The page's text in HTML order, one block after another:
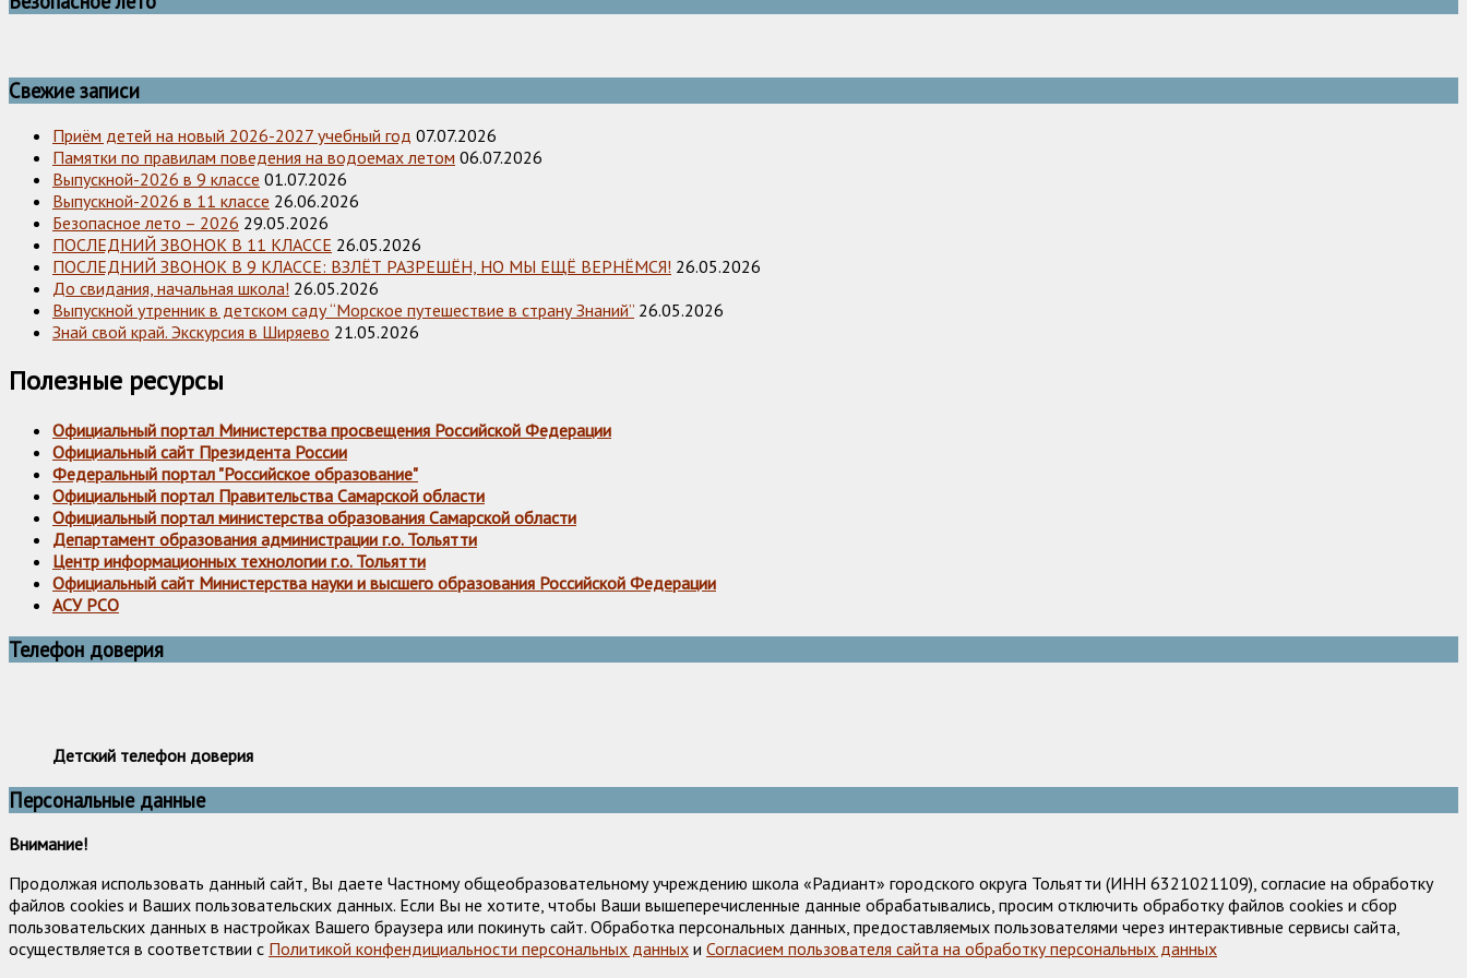
Свежие записи
Приём детей на новый 2026-2027 учебный год 07.07.2026
Памятки по правилам поведения на водоемах летом 06.07.2026
Выпускной-2026 в 9 классе 01.07.2026
Выпускной-2026 в 11 классе 26.06.2026
Безопасное лето – 2026 29.05.2026
ПОСЛЕДНИЙ ЗВОНОК В 11 КЛАССЕ 26.05.2026
ПОСЛЕДНИЙ ЗВОНОК В 9 КЛАССЕ: ВЗЛЁТ РАЗРЕШЁН, НО МЫ ЕЩЁ ВЕРНЁМСЯ! 26.05.2026
До свидания, начальная школа! 26.05.2026
Выпускной утренник в детском саду “Морское путешествие в страну Знаний” 26.05.2026
Знай свой край. Экскурсия в Ширяево 21.05.2026
Полезные ресурсы
Официальный портал Министерства просвещения Российской Федерации
Официальный сайт Президента России
Федеральный портал "Российское образование"
Официальный портал Правительства Самарской области
Официальный портал министерства образования Самарской области
Департамент образования администрации г.о. Тольятти
Центр информационных технологии г.о. Тольятти
Официальный сайт Министерства науки и высшего образования Российской Федерации
АСУ РСО
Телефон доверия
Детский телефон доверия
Персональные данные
Внимание!
Продолжая использовать данный сайт, Вы даете Частному общеобразовательному учреждению школа «Радиант» городского округа Тольятти (ИНН 6321021109), согласие на обработку
файлов cookies и Ваших пользовательских данных. Если Вы не хотите, чтобы Ваши вышеперечисленные данные обрабатывались, просим отключить обработку файлов cookies и сбор
пользовательских данных в настройках Вашего браузера или покинуть сайт. Обработка персональных данных, предоставляемых пользователями через интерактивные сервисы сайта,
осуществляется в соответствии с Политикой конфендициальности персональных данных и Согласием пользователя сайта на обработку персональных данных